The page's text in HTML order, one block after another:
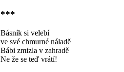
***
Básník si velebí
ve své chmurné náladě
Bábi zmizla v zahradě
Ne že se teď vrátí!